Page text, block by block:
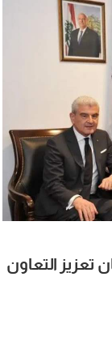
تعزيز التعاون